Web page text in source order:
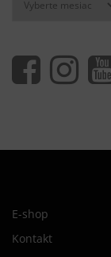
E-shop
Kontakt